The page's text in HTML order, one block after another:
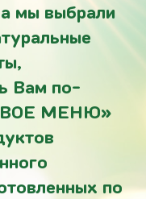
мы выбрали
Вам по-
МЕНЮ»
по